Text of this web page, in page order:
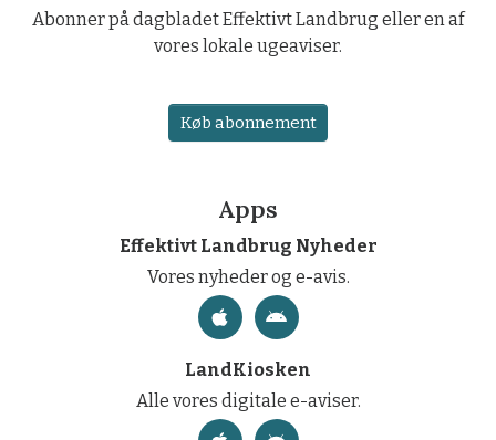
Abonner på dagbladet Effektivt Landbrug eller en af
vores lokale ugeaviser.
Køb abonnement
Apps
Effektivt Landbrug Nyheder
Vores nyheder og e-avis.
LandKiosken
Alle vores digitale e-aviser.